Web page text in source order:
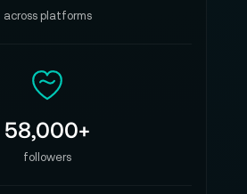
across platforms
58,000+
followers